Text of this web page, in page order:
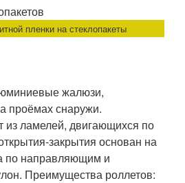
пленки на стеклопакеты
жалюзи,
проёмах снаружи.
из ламелей, двигающихся по
закрытия основан на
по направляющим и
Преимущества роллетов: